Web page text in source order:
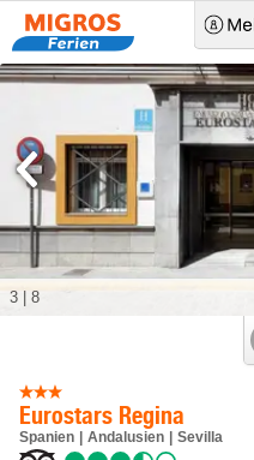
Eurostars Regina
Spanien Andalusien Sevilla
3 8